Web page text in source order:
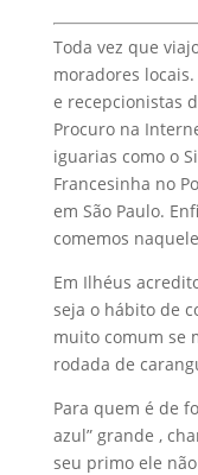
Toda vez que
moradores
e recepcionistas
Procuro na
iguarias como o
Francesinha no
em São Paulo.
comemos
Em Ilhéus
seja o hábito de
muito comum se
rodada de
Para quem é de
azul” grande ,
seu primo ele